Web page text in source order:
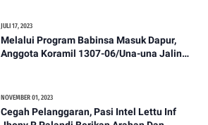
JULI 17, 2023
Melalui Program Babinsa Masuk Dapur,
Anggota Koramil 1307-06/Una-una Jalin
NOVEMBER 01, 2023
Cegah Pelanggaran, Pasi Intel Lettu Inf